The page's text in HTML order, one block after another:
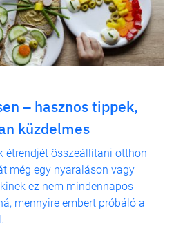
– hasznos tippek,
küzdelmes
étrendjét összeállítani otthon
még egy nyaraláson vagy
ez nem mindennapos
mennyire embert próbáló a